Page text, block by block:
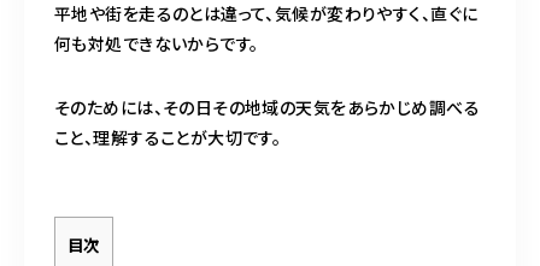
平地や街を走るのとは違って、気候が変わりやすく、直ぐに
何も対処できないからです。
そのためには、その日その地域の天気をあらかじめ調べる
こと、理解することが大切です。
目次